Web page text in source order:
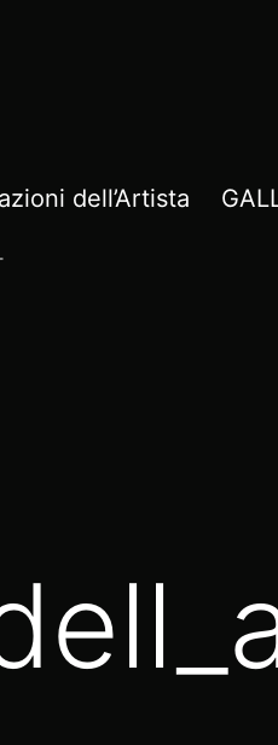
dell’Artista